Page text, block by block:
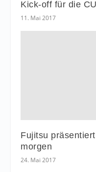
Kick-off für die
11. Mai 2017
Fujitsu
morgen
24. Mai 2017